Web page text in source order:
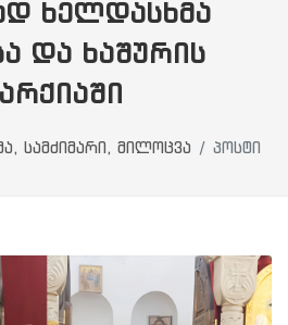
ᲮᲔᲚᲓᲐᲡᲮᲛᲐ
ᲓᲐ ᲮᲐᲨᲣᲠᲘᲡ
სამძიმარი, მილოცვა პოსტი